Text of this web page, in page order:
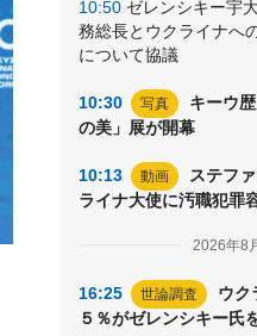
10:50 ゼレンシキー宇
務総長とウクライナへ
について協議
10:30 写真
キーウ
の美」展が開幕
10:13 動画
ステフ
ライナ大使に汚職犯罪
2026年8
16:25 世論調査
ウク
５％がゼレンシキー氏